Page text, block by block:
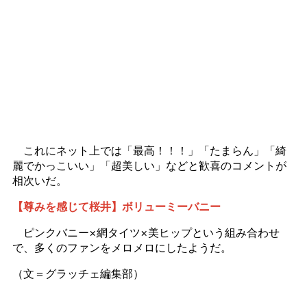
これにネット上では「最高！！！」「たまらん」「綺
麗でかっこいい」「超美しい」などと歓喜のコメントが
相次いだ。
【尊みを感じて桜井】ボリューミーバニー
ピンクバニー×網タイツ×美ヒップという組み合わせ
で、多くのファンをメロメロにしたようだ。
（文＝グラッチェ編集部）